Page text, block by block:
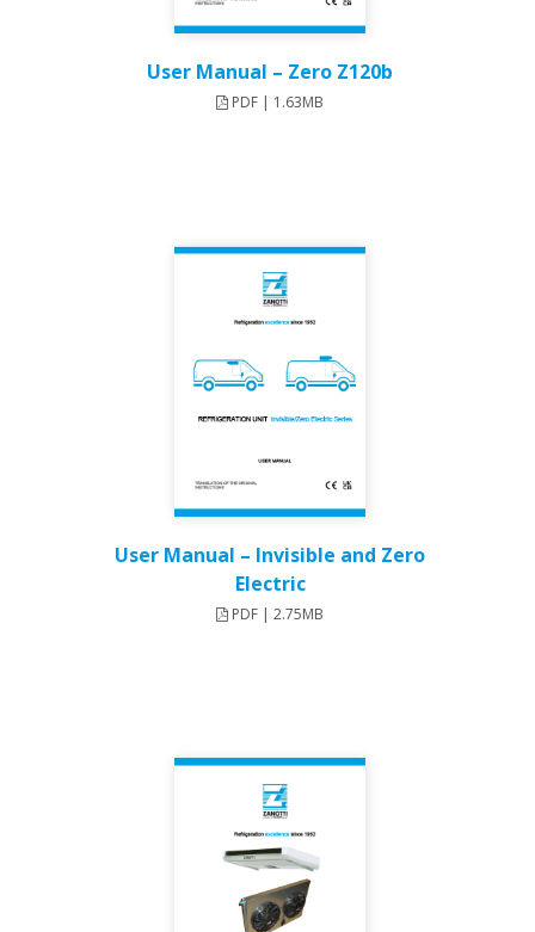
User Manual – Zero Z120b​
PDF | 1.63MB
User Manual – Invisible and Zero
Electric​
PDF | 2.75MB